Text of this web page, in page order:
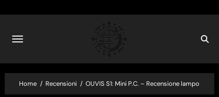
content
Home Recensioni OUVIS S1: Mini P.C. – Recensione lampo